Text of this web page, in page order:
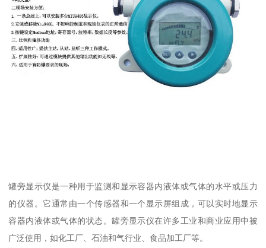
罐旁显示仪是一种用于监测和显示容器内液体或气体的水平或压力
的仪器。它通常由一个传感器和一个显示屏组成，可以实时地显示
容器内液体或气体的状态。罐旁显示仪在许多工业和商业应用中被
广泛使用，如化工厂、石油和气行业、食品加工厂等。